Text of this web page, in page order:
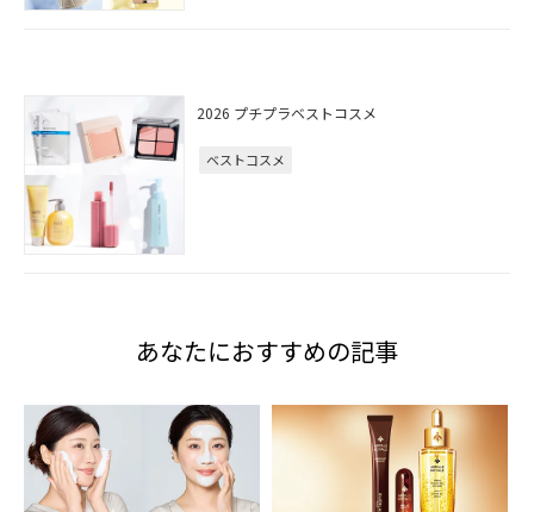
2026 プチプラベストコスメ
ベストコスメ
あなたにおすすめの記事